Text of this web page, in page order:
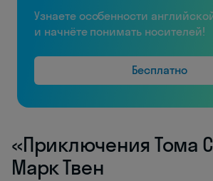
Узнаете особенности
и начнёте понимать носителей!
Бесплатно
«Приключения Тома
Марк Твен